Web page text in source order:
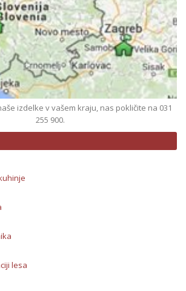
izdelke v vašem kraju, nas pokličite na 031
255 900.
lesa